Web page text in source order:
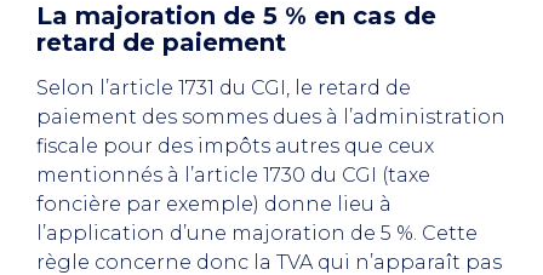
La majoration de 5 % en cas de
retard de paiement
Selon l’article 1731 du CGI, le retard de
paiement des sommes dues à l’administration
fiscale pour des impôts autres que ceux
mentionnés à l’article 1730 du CGI (taxe
foncière par exemple) donne lieu à
l’application d’une majoration de 5 %. Cette
règle concerne donc la TVA qui n’apparaît pas